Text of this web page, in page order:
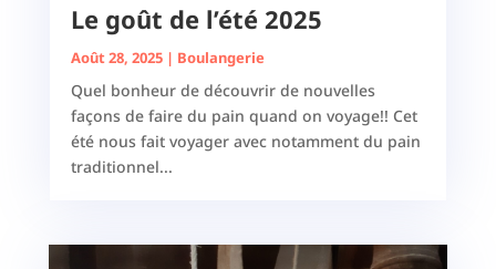
Le goût de l’été 2025
Août 28, 2025| Boulangerie
Quel bonheur de découvrir de nouvelles
façons de faire du pain quand on voyage!! Cet
été nous fait voyager avec notamment du pain
traditionnel...